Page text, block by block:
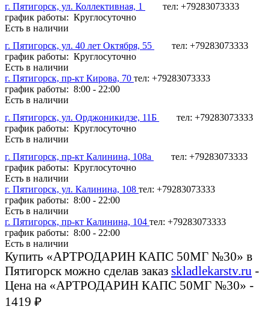
г. Пятигорск, ул. Коллективная, 1
тел: +79283073333
график работы: Круглосуточно
Есть в наличии
г. Пятигорск, ул. 40 лет Октября, 55
тел: +79283073333
график работы: Круглосуточно
Есть в наличии
г. Пятигорск, пр-кт Кирова, 70 тел: +79283073333
график работы: 8:00 - 22:00
Есть в наличии
г. Пятигорск, ул. Орджоникидзе, 11Б
тел: +79283073333
график работы: Круглосуточно
Есть в наличии
г. Пятигорск, пр-кт Калинина, 108а
тел: +79283073333
график работы: Круглосуточно
Есть в наличии
г. Пятигорск, ул. Калинина, 108 тел: +79283073333
график работы: 8:00 - 22:00
Есть в наличии
г. Пятигорск, пр-кт Калинина, 104 тел: +79283073333
график работы: 8:00 - 22:00
Есть в наличии
Купить «АРТРОДАРИН КАПС 50МГ №30» в
Пятигорск можно сделав заказ skladlekarstv.ru -
Цена на «АРТРОДАРИН КАПС 50МГ №30» -
1419 ₽